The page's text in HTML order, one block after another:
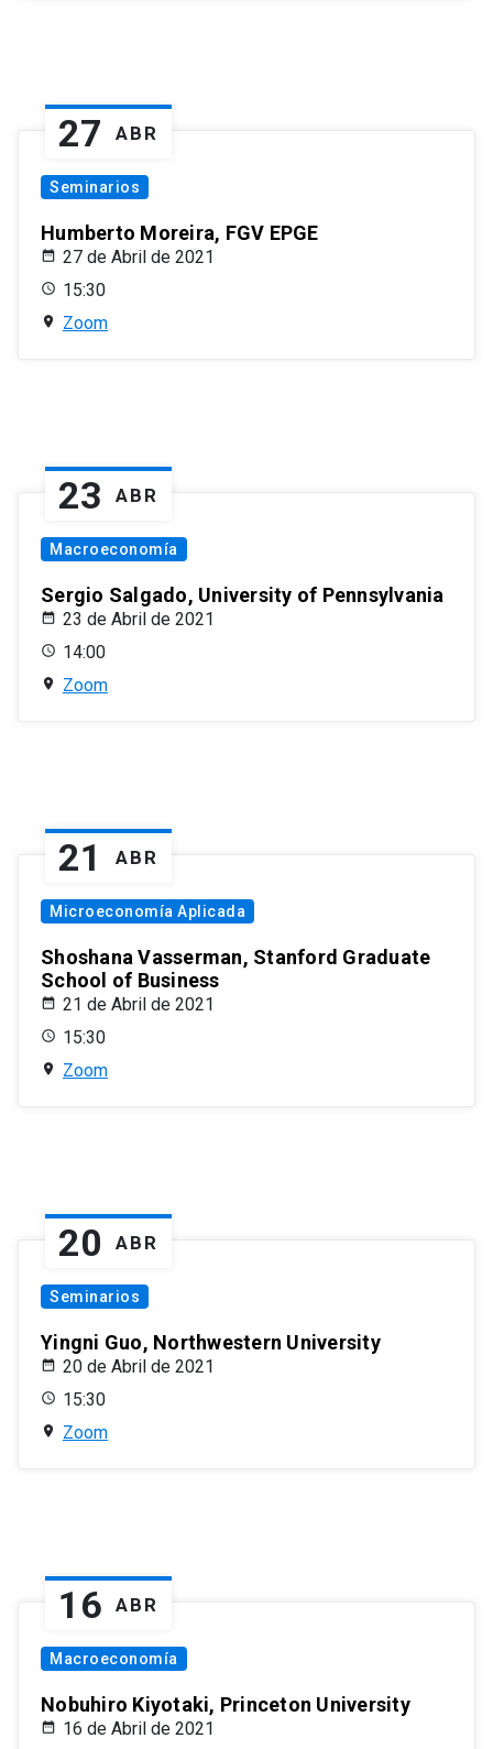
27 ABR
Seminarios
Humberto Moreira, FGV EPGE
27 de Abril de 2021
15:30
Zoom
23 ABR
Macroeconomía
Sergio Salgado, University of Pennsylvania
23 de Abril de 2021
14:00
Zoom
21 ABR
Microeconomía Aplicada
Shoshana Vasserman, Stanford Graduate
School of Business
21 de Abril de 2021
15:30
Zoom
20 ABR
Seminarios
Yingni Guo, Northwestern University
20 de Abril de 2021
15:30
Zoom
16 ABR
Macroeconomía
Nobuhiro Kiyotaki, Princeton University
16 de Abril de 2021